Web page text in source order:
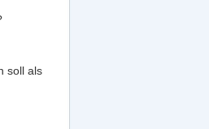
soll als